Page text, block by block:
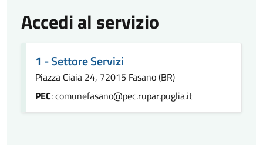
Accedi al servizio
1 - Settore Servizi
Piazza Ciaia 24, 72015 Fasano (BR)
PEC: comunefasano@pec.rupar.puglia.it